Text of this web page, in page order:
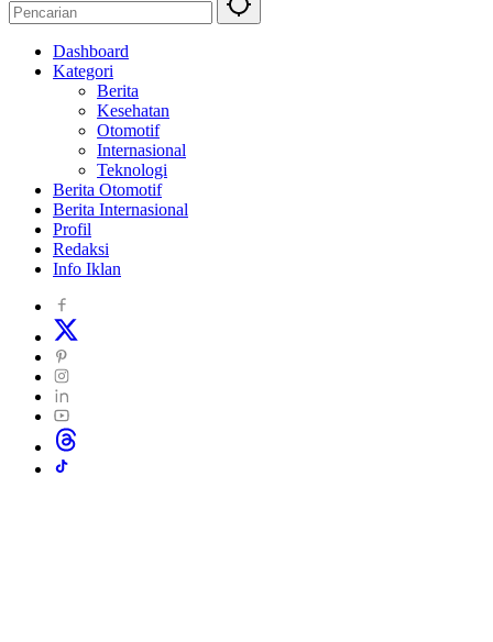
Dashboard
Kategori
Berita
Kesehatan
Otomotif
Internasional
Teknologi
Berita Otomotif
Berita Internasional
Profil
Redaksi
Info Iklan